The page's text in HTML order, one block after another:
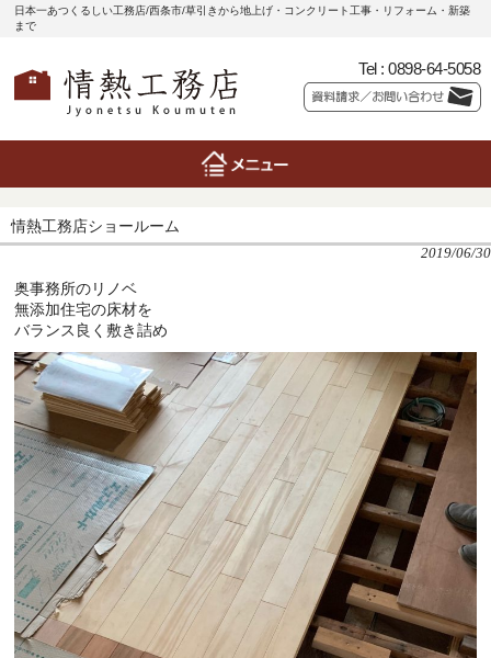
日本一あつくるしい工務店/西条市/草引きから地上げ・コンクリート工事・リフォーム・新築
まで
Tel : 0898-64-5058
情熱工務店ショールーム
2019/06/30
奥事務所のリノベ
無添加住宅の床材を
バランス良く敷き詰め